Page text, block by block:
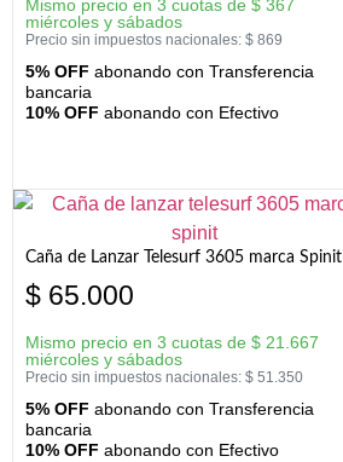
Mismo precio en 3 cuotas de $ 367
miércoles y sábados
Precio sin impuestos nacionales: $ 869
5% OFF abonando con Transferencia
bancaria
10% OFF abonando con Efectivo
Caña de Lanzar Telesurf 3605 marca Spinit
$ 65.000
Mismo precio en 3 cuotas de $ 21.667
miércoles y sábados
Precio sin impuestos nacionales: $ 51.350
5% OFF abonando con Transferencia
bancaria
10% OFF abonando con Efectivo